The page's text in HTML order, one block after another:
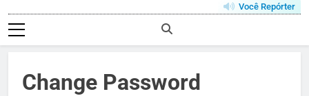
Você Repórter
Change Password